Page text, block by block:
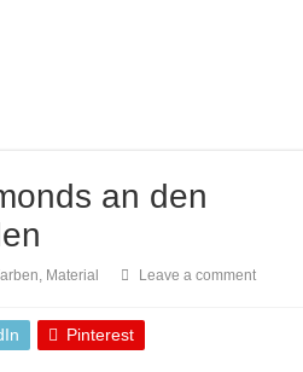
an den
Material
Leave a comment
Pinterest